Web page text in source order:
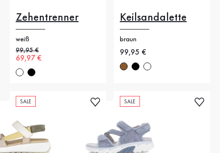
Zehentrenner
weiß
Alter Preis
99,95 €
Neuer Preis
69,97 €
Keilsandalette
braun
Neuer Preis
99,95 €
SALE SALE